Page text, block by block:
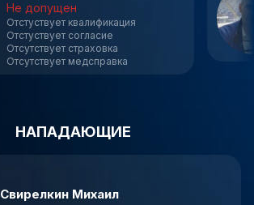
Не допущен
Отстуствует квалификация
Отстуствует согласие
Отсутствует страховка
Отсутствует медсправка
НАПАДАЮЩИЕ
Свирелкин Михаил